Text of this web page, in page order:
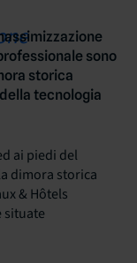
sono
storica
tecnologia
ai piedi del
dimora storica
& Hôtels
situate